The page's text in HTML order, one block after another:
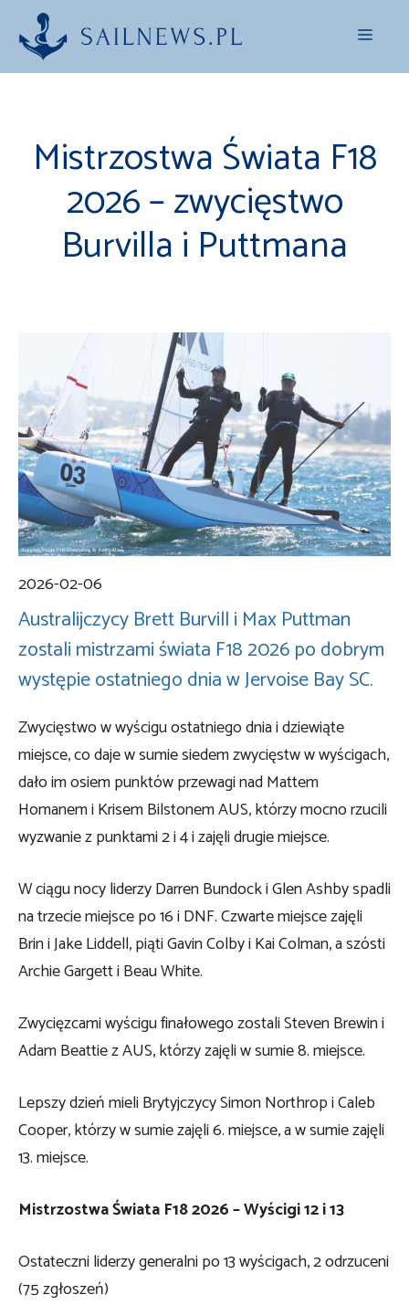
Przejdź
treści
Menu
Mistrzostwa Świata F18
2026 – zwycięstwo
Burvilla i Puttmana
2026-02-06
Australijczycy Brett Burvill i Max Puttman
zostali mistrzami świata F18 2026 po dobrym
występie ostatniego dnia w Jervoise Bay SC.
Zwycięstwo w wyścigu ostatniego dnia i dziewiąte
miejsce, co daje w sumie siedem zwycięstw w wyścigach,
dało im osiem punktów przewagi nad Mattem
Homanem i Krisem Bilstonem AUS, którzy mocno rzucili
wyzwanie z punktami 2 i 4 i zajęli drugie miejsce.
W ciągu nocy liderzy Darren Bundock i Glen Ashby spadli
na trzecie miejsce po 16 i DNF. Czwarte miejsce zajęli
Brin i Jake Liddell, piąti Gavin Colby i Kai Colman, a szósti
Archie Gargett i Beau White.
Zwycięzcami wyścigu finałowego zostali Steven Brewin i
Adam Beattie z AUS, którzy zajęli w sumie 8. miejsce.
Lepszy dzień mieli Brytyjczycy Simon Northrop i Caleb
Cooper, którzy w sumie zajęli 6. miejsce, a w sumie zajęli
13. miejsce.
Mistrzostwa Świata F18 2026 – Wyścigi 12 i 13
Ostateczni liderzy generalni po 13 wyścigach, 2 odrzuceni
(75 zgłoszeń)